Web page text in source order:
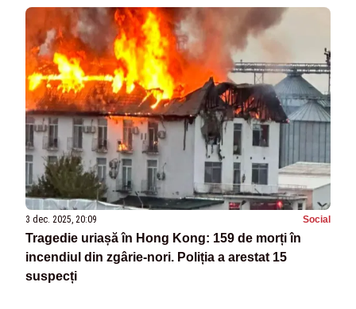
3 dec. 2025, 20:09 Social
Tragedie uriașă în Hong Kong: 159 de morți în
incendiul din zgârie-nori. Poliția a arestat 15
suspecți